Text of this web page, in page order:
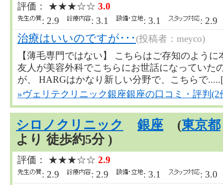
評価： ★★★☆☆ 3.0
: 2.9
: 3.1 : 3.1 :
治療はいいのですが･･･ (投稿者：meyco)
【薄毛専門ではない】 こちらはご存知のよう
友人が美容外科でこちらにお世話になっていた
が、 HARGはかなり新しい分野で、こちらで.....[
»ヴェリテクリニック銀座銀座の口コミ・評判(2
シロノクリニック 銀座 (東京都
より 徒歩約5分 )
評価： ★★★☆☆ 2.9
: 2.9
: 2.9 : 3.1 :